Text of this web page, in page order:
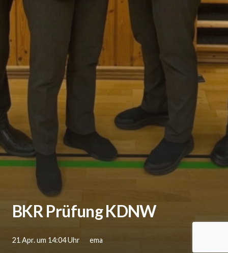
BKR Prüfung KDNW
21 Apr. um 14:04 Uhr ema